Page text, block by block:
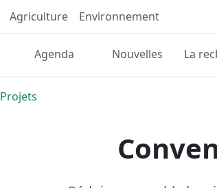
Agriculture Environnement
Agenda Nouvelles La
Projets